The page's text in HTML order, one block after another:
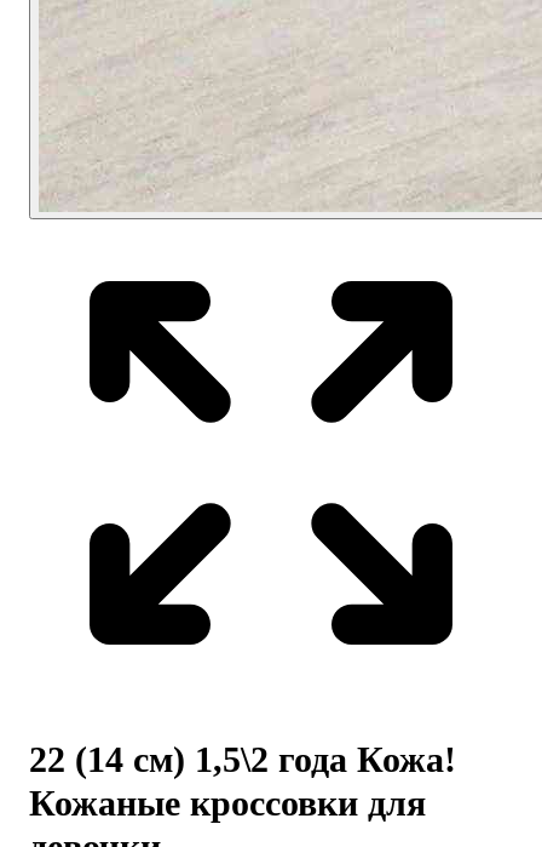
22 (14 см) 1,5\2 года Кожа!
Кожаные кроссовки для